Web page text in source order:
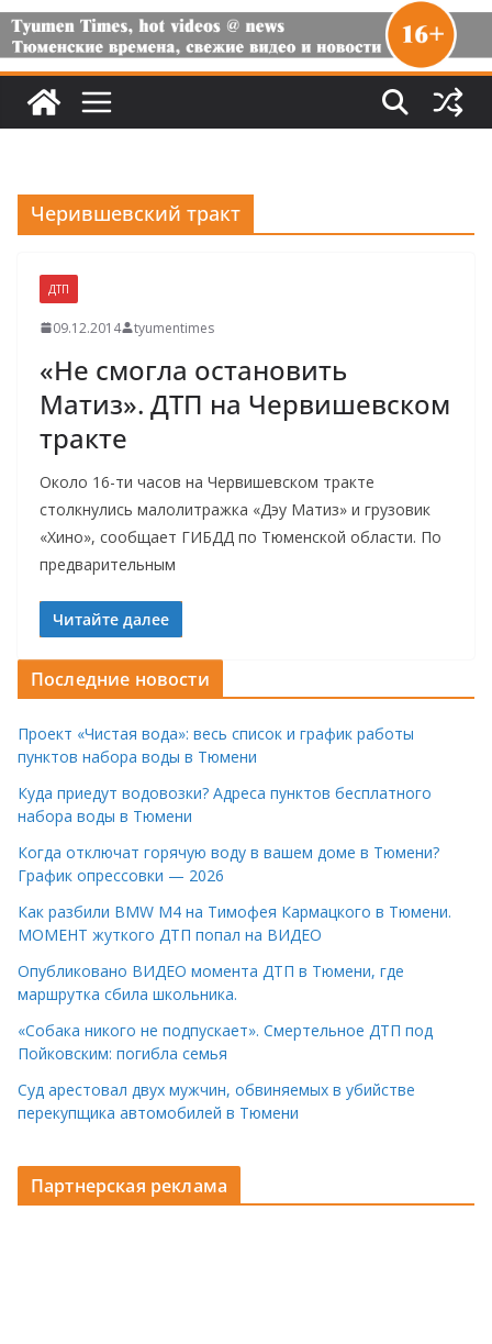
Черившевский тракт
ДТП
09.12.2014 tyumentimes
«Не смогла остановить
Матиз». ДТП на Червишевском
тракте
Около 16-ти часов на Червишевском тракте
столкнулись малолитражка «Дэу Матиз» и грузовик
«Хино», сообщает ГИБДД по Тюменской области. По
предварительным
Читайте далее
Последние новости
Проект «Чистая вода»: весь список и график работы
пунктов набора воды в Тюмени
Куда приедут водовозки? Адреса пунктов бесплатного
набора воды в Тюмени
Когда отключат горячую воду в вашем доме в Тюмени?
График опрессовки — 2026
Как разбили BMW M4 на Тимофея Кармацкого в Тюмени.
МОМЕНТ жуткого ДТП попал на ВИДЕО
Опубликовано ВИДЕО момента ДТП в Тюмени, где
маршрутка сбила школьника.
«Собака никого не подпускает». Смертельное ДТП под
Пойковским: погибла семья
Суд арестовал двух мужчин, обвиняемых в убийстве
перекупщика автомобилей в Тюмени
Партнерская реклама